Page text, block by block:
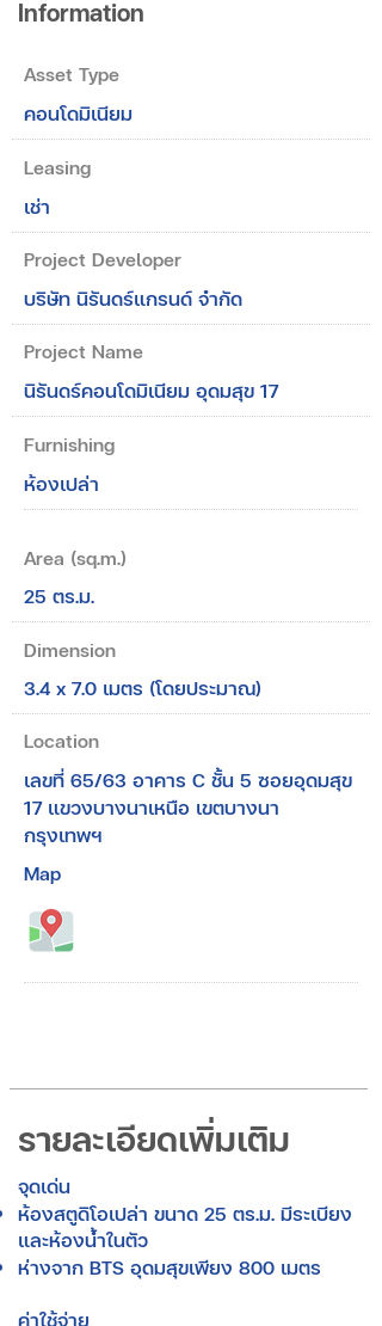
Information
Asset Type
คอนโดมิเนียม
Leasing
เช่า
Project Developer
บริษัท นิรันดร์แกรนด์ จำกัด
Project Name
นิรันดร์คอนโดมิเนียม อุดมสุข 17
Furnishing
ห้องเปล่า
Area (sq.m.)
25 ตร.ม.
Dimension
3.4 x 7.0 เมตร (โดยประมาณ)
Location
เลขที่ 65/63 อาคาร C ชั้น 5 ซอยอุดมสุข
17 แขวงบางนาเหนือ เขตบางนา
กรุงเทพฯ
Map
รายละเอียดเพิ่มเติม
จุดเด่น
ห้องสตูดิโอเปล่า ขนาด 25 ตร.ม. มีระเบียง
และห้องน้ำในตัว
ห่างจาก BTS อุดมสุขเพียง 800 เมตร
ค่าใช้จ่าย